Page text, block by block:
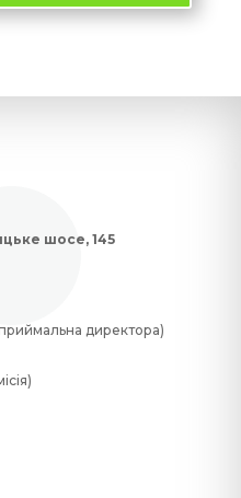
шосе, 145
директора)